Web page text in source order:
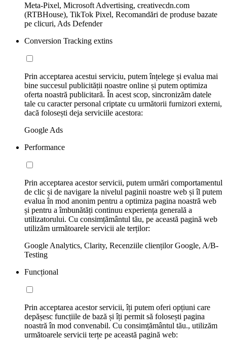
Meta-Pixel, Microsoft Advertising, creativecdn.com
(RTBHouse), TikTok Pixel, Recomandări de produse bazate
pe clicuri, Ads Defender
Conversion Tracking extins
Prin acceptarea acestui serviciu, putem înțelege și evalua mai
bine succesul publicității noastre online și putem optimiza
oferta noastră publicitară. În acest scop, sincronizăm datele
tale cu caracter personal criptate cu următorii furnizori externi,
dacă folosești deja serviciile acestora:
Google Ads
Performance
Prin acceptarea acestor servicii, putem urmări comportamentul
de clic și de navigare la nivelul paginii noastre web și îl putem
evalua în mod anonim pentru a optimiza pagina noastră web
și pentru a îmbunătăți continuu experiența generală a
utilizatorului. Cu consimțământul tău, pe această pagină web
utilizăm următoarele servicii ale terților:
Google Analytics, Clarity, Recenziile clienților Google, A/B-
Testing
Funcțional
Prin acceptarea acestor servicii, îți putem oferi opțiuni care
depășesc funcțiile de bază și îți permit să folosești pagina
noastră în mod convenabil. Cu consimțământul tău., utilizăm
următoarele servicii terțe pe această pagină web: